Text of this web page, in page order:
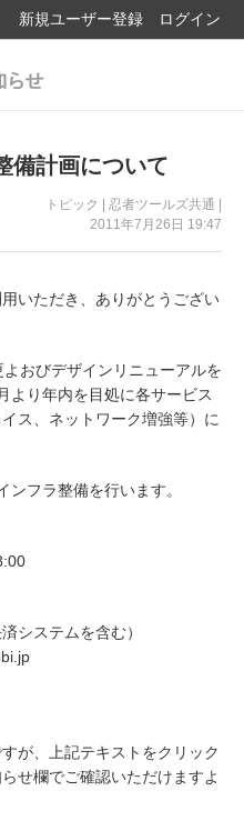
新規ユーザー登録 ログイン
備計画について
トピック | 忍者ツールズ共通 |
2011年7月26日 19:47
いただき、ありがとうござい
おびデザインリニューアルを
より年内を目処に各サービス
ス、ネットワーク増強等）に
フラ整備を行います。
システムを含む）
が、上記テキストをクリック
せ欄でご確認いただけますよ